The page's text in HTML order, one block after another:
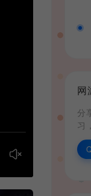
网
分
习